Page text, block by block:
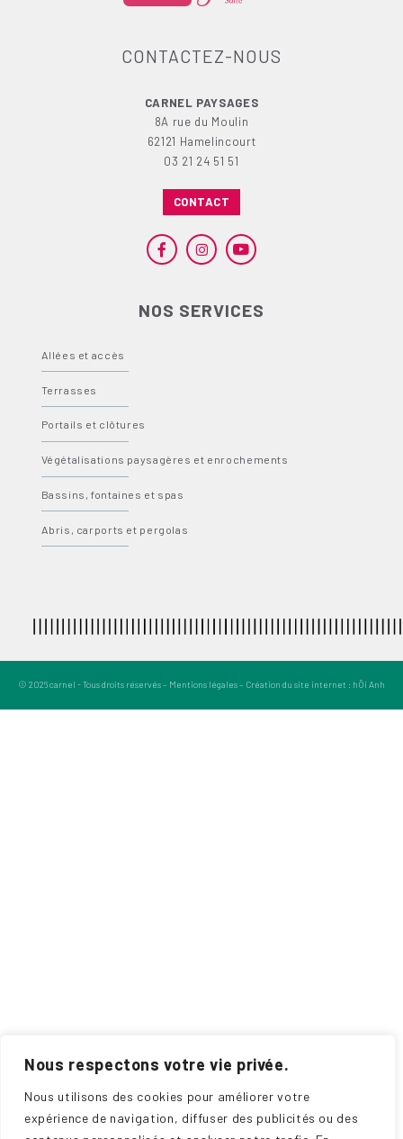
Nous respectons votre vie privée.
Nous utilisons des cookies pour améliorer votre
expérience de navigation, diffuser des publicités ou des
CONTACTEZ-NOUS
CARNEL PAYSAGES
8A rue du Moulin
62121 Hamelincourt
03 21 24 51 51
CONTACT
NOS SERVICES
Allées et accès
Terrasses
Portails et clôtures
Végétalisations paysagères et enrochements
Bassins, fontaines et spas
Abris, carports et pergolas
© 2026 carnel -Tous droits réservés – Mentions légales– Création du site internet : hÖi Anh